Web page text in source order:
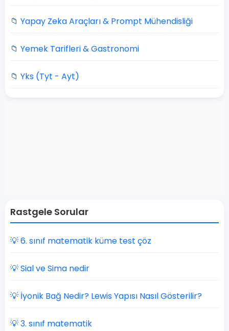
📁 Yapay Zeka Araçları & Prompt Mühendisliği
📁 Yemek Tarifleri & Gastronomi
📁 Yks (Tyt - Ayt)
Rastgele Sorular
💡 6. sınıf matematik küme test çöz
💡 Sial ve Sima nedir
💡 İyonik Bağ Nedir? Lewis Yapısı Nasıl Gösterilir?
💡 3. sınıf matematik